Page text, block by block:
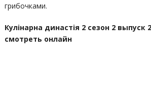
грибочками.
Кулінарна династія 2 сезон 2 выпуск
смотреть онлайн